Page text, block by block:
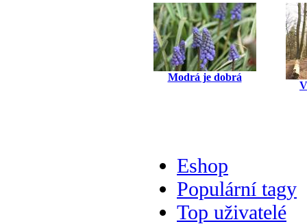
Modrá je dobrá
Eshop
Populární tagy
Top uživatelé